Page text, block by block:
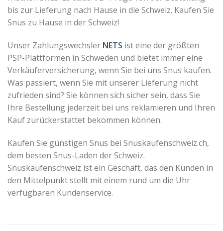
bis zur Lieferung nach Hause in die Schweiz. Kaufen Sie
Snus zu Hause in der Schweiz!
Unser Zahlungswechsler NETS ist eine der größten
PSP-Plattformen in Schweden und bietet immer eine
Verkäuferversicherung, wenn Sie bei uns Snus kaufen.
Was passiert, wenn Sie mit unserer Lieferung nicht
zufrieden sind? Sie können sich sicher sein, dass Sie
Ihre Bestellung jederzeit bei uns reklamieren und Ihren
Kauf zurückerstattet bekommen können.
Kaufen Sie günstigen Snus bei Snuskaufenschweiz.ch,
dem besten Snus-Laden der Schweiz.
Snuskaufenschweiz istein Geschäft, das den Kunden in
den Mittelpunkt stellt mit einem rund um die Uhr
verfügbaren Kundenservice.